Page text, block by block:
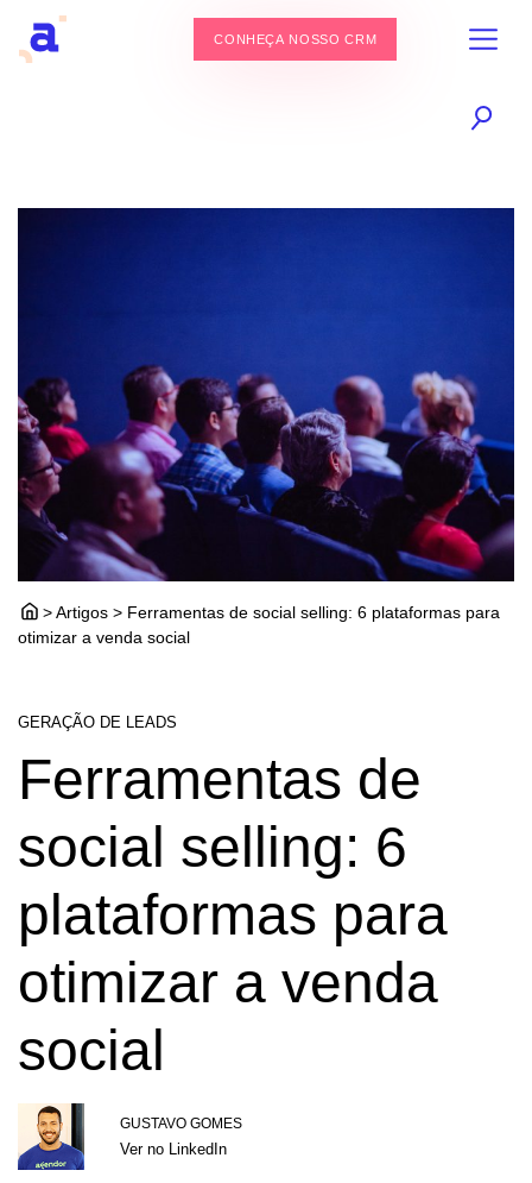
CONHEÇA NOSSO CRM
> Artigos > Ferramentas de social selling: 6 plataformas para
otimizar a venda social
GERAÇÃO DE LEADS
Ferramentas de
social selling: 6
plataformas para
otimizar a venda
social
GUSTAVO GOMES
Ver no LinkedIn